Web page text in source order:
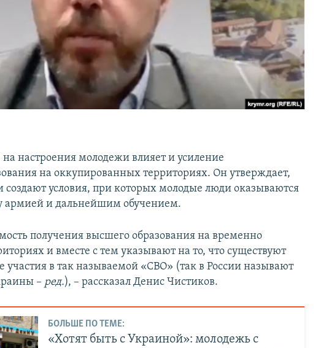
настроения молодежи влияет и усиление
на оккупированных территориях. Он утверждает,
создают условия, при которых молодые люди оказываются
армией и дальнейшим обучением.
получения высшего образования на временно
и вместе с тем указывают на то, что существуют
участия в так называемой «СВО» (так в России называют
– ред.), – рассказал Денис Чистиков.
БОЛЬШЕ ПО ТЕМЕ:
«Хотят быть с Украиной»: молодежь с